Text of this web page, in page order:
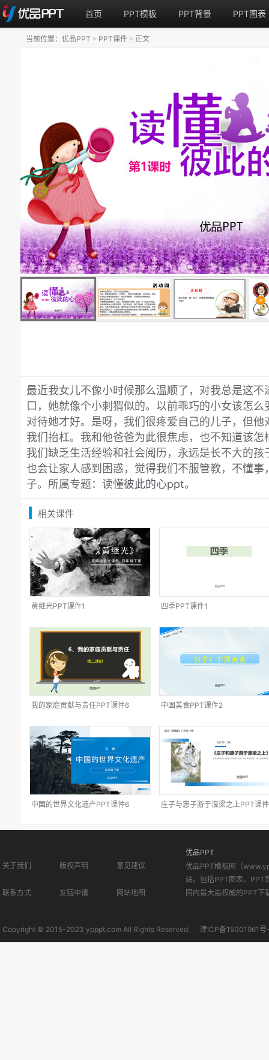
首页 PPT模板 PPT背景 PPT图表
最近我女儿不像小时候那么温顺了，对我总是这
口，她就像个小刺猬似的。以前乖巧的小女该怎
对待她才好。是呀，我们很疼爱自己的儿子，但
我们抬杠。我和他爸爸为此很焦虑，也不知道该
我们缺乏生活经验和社会阅历，永远是长不大的
也会让家人感到困惑，觉得我们不服管教，不懂
子。所属专题： 读懂彼此的心ppt。
当前位置： 优品PPT > PPT课件 > 正文
相关课件
黄继光PPT课件1 四季PPT课件1
我的家庭贡献与责任PPT课件6 中国美食PPT课件2
中国的世界文化遗产PPT课件6 庄子与惠子游于濠梁之上PPT课
关于我们 版权声明 意见建议
联系方式 友链申请 网站地图
优品PPT
优品PPT模板网（
站。包括PPT图表、PPT
国内最大最权威的PPT下
Copyright © 2015-2023 ypppt.com All Rights Reserved. 津ICP备15001961号